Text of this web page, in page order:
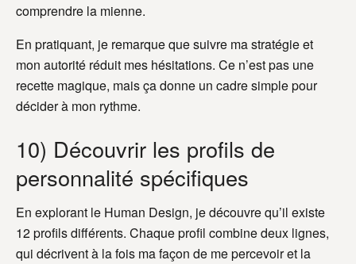
comprendre la mienne.
En pratiquant, je remarque que suivre ma stratégie et
mon autorité réduit mes hésitations. Ce n’est pas une
recette magique, mais ça donne un cadre simple pour
décider à mon rythme.
10) Découvrir les profils de
personnalité spécifiques
En explorant le Human Design, je découvre qu’il existe
12 profils différents. Chaque profil combine deux lignes,
qui décrivent à la fois ma façon de me percevoir et la